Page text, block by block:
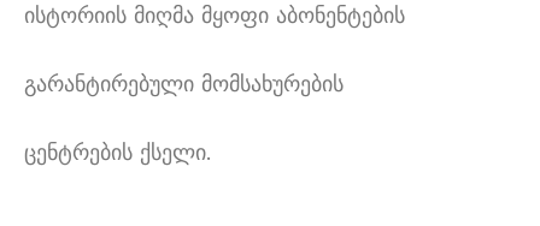
ისტორიის მიღმა მყოფი აბონენტების
გარანტირებული მომსახურების
ცენტრების ქსელი.